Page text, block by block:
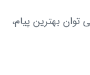
بهترین پیام،